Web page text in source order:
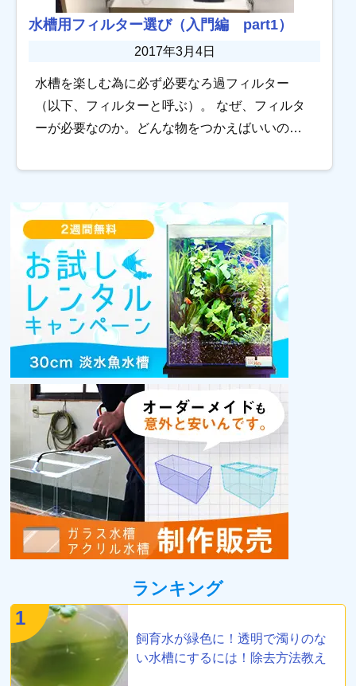
水槽用フィルター選び（入門編 part1）
2017年3月4日
水槽を楽しむ為に必ず必要なろ過フィルター
（以下、フィルターと呼ぶ）。 なぜ、フィルタ
ーが必要なのか。どんな物をつかえばいいの
なぜろ過が必要なのか 水槽にはなぜろ過が必要
ランキング
1
飼育水が緑色に！透明で濁りのな
い水槽にするには！除去方法教え